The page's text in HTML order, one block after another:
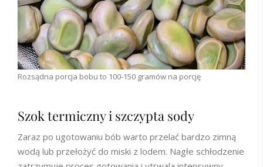
Rozsądna porcja bobu to 100-150 gramów na porcję
Szok termiczny i szczypta sody
Zaraz po ugotowaniu bób warto przelać bardzo zimną
wodą lub przełożyć do miski z lodem. Nagłe schłodzenie